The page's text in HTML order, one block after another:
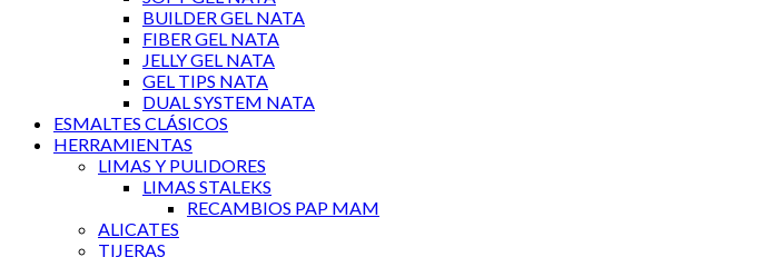
BUILDER GEL NATA
FIBER GEL NATA
JELLY GEL NATA
GEL TIPS NATA
DUAL SYSTEM NATA
ESMALTES CLÁSICOS
HERRAMIENTAS
LIMAS Y PULIDORES
LIMAS STALEKS
RECAMBIOS PAP MAM
ALICATES
TIJERAS